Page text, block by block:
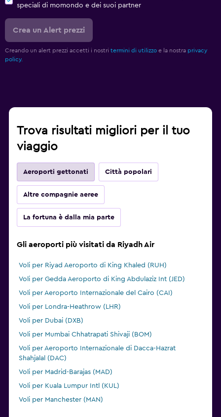
speciali di momondo e dei suoi partner
Crea un Alert prezzi
Creando un alert prezzi accetti i nostri termini di utilizzo e la nostra privacy
policy.
Trova risultati migliori per il tuo
viaggio
Aeroporti gettonati Città popolari
Altre compagnie aeree
La fortuna è dalla mia parte
Gli aeroporti più visitati da Riyadh Air
Voli per Riyad Aeroporto di King Khaled (RUH)
Voli per Gedda Aeroporto di King Abdulaziz Int (JED)
Voli per Aeroporto Internazionale del Cairo (CAI)
Voli per Londra-Heathrow (LHR)
Voli per Dubai (DXB)
Voli per Mumbai Chhatrapati Shivaji (BOM)
Voli per Aeroporto Internazionale di Dacca-Hazrat
Shahjalal (DAC)
Voli per Madrid-Barajas (MAD)
Voli per Kuala Lumpur Intl (KUL)
Voli per Manchester (MAN)